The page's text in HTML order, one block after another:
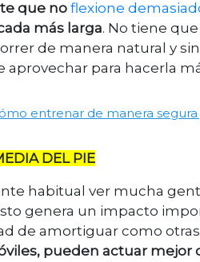
que noflexione
más larga. No tiene
de manera natural y
aprovechar para hacerla
entrenar de manera segura
DEL PIE
habitual ver mucha
genera un impacto
de amortiguar como
pueden actuar